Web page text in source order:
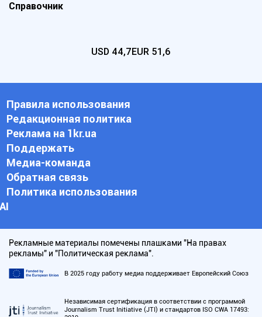
Справочник
USD 44,7EUR 51,6
Правила использования
Редакционная политика
Реклама на 1kr.ua
Поддержать
Медиа-команда
Обратная связь
Политика использования
АI
Рекламные материалы помечены плашками "На правах
рекламы" и "Политическая реклама".
В 2025 году работу медиа поддерживает Европейский Союз
Независимая сертификация в соответствии с программой
Journalism Trust Initiative (JTI) и стандартов ISO CWA 17493: